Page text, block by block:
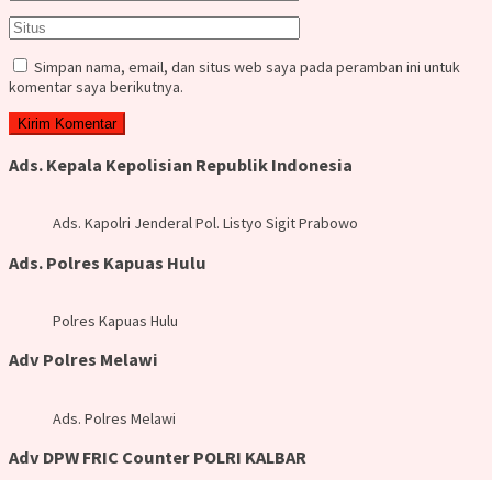
Simpan nama, email, dan situs web saya pada peramban ini untuk
komentar saya berikutnya.
Ads. Kepala Kepolisian Republik Indonesia
Ads. Kapolri Jenderal Pol. Listyo Sigit Prabowo
Ads. Polres Kapuas Hulu
Polres Kapuas Hulu
Adv Polres Melawi
Ads. Polres Melawi
Adv DPW FRIC Counter POLRI KALBAR